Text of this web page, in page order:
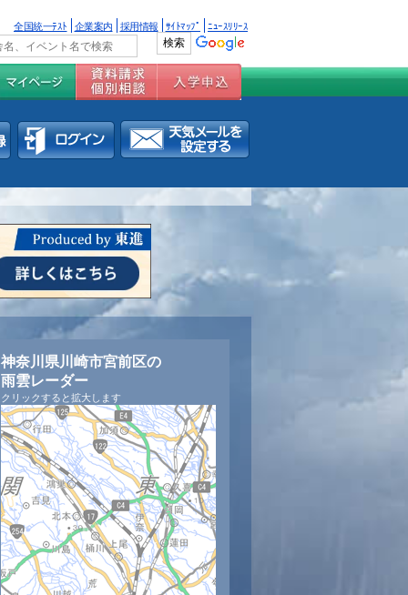
全国統一ﾃｽﾄ 企業案内 採用情報 ｻｲﾄﾏｯﾌﾟ ﾆｭｰｽﾘﾘｰｽ
神奈川県川崎市宮前区の
雨雲レーダー
クリックすると拡大します